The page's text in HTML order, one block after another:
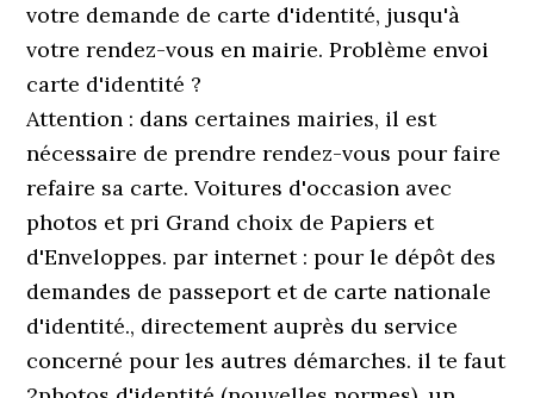
votre demande de carte d'identité, jusqu'à
votre rendez-vous en mairie. Problème envoi
carte d'identité ?
Attention : dans certaines mairies, il est
nécessaire de prendre rendez-vous pour faire
refaire sa carte. Voitures d'occasion avec
photos et pri Grand choix de Papiers et
d'Enveloppes. par internet : pour le dépôt des
demandes de passeport et de carte nationale
d'identité., directement auprès du service
concerné pour les autres démarches. il te faut